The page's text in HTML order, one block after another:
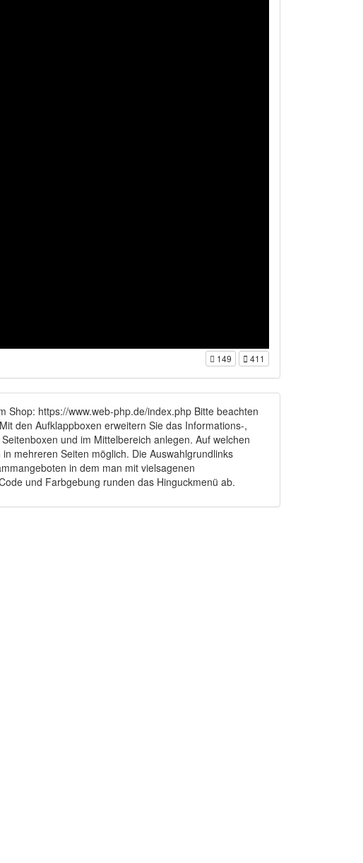
149 411
https://www.web-php.de/index.php Bitte beachten
den Aufklappboxen erweitern Sie das Informations-,
und im Mittelbereich anlegen. Auf welchen
mehreren Seiten möglich. Die Auswahlgrundlinks
in dem man mit vielsagenen
und Farbgebung runden das Hinguckmenü ab.